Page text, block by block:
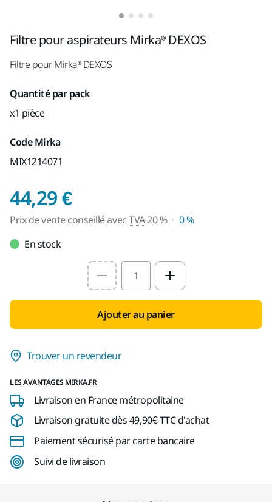
Filtre pour aspirateurs Mirka® DEXOS
Filtre pour Mirka® DEXOS
Quantité par pack
x1 pièce
Code Mirka
MIX1214071
44,29 €Prix de vente
Prix de vente conseillé avecTVA20 %
0 %
En stock
Select quantity value
Ajouter au panier
Trouver un revendeur
LES AVANTAGES MIRKA.FR
Livraison en France métropolitaine
Livraison gratuite dès 49,90€ TTC d'achat
Paiement sécurisé par carte bancaire
Suivi de livraison